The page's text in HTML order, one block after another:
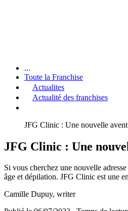
...
Toute la Franchise
Actualites
Actualité des franchises
JFG Clinic : Une nouvelle
JFG Clinic : Une
Si vous cherchez une nouvelle
âge et dépilation. JFG Clinic est une
Camille Dupuy, writer